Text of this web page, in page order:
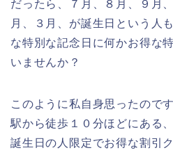
だったら、７月、８月、９月
月、３月、が誕生日という人
な特別な記念日に何かお得な
いませんか？
このように私自身思ったので
駅から徒歩１０分ほどにある
誕生日の人限定でお得な割引